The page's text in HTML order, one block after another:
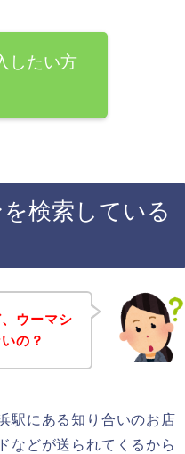
したい方
検索している
ウーマシ
の？
駅にある知り合いのお店
などが送られてくるから